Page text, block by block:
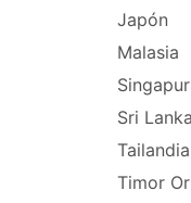
Japón
Malasia
Singapur
Sri Lanka
Tailandia
Timor